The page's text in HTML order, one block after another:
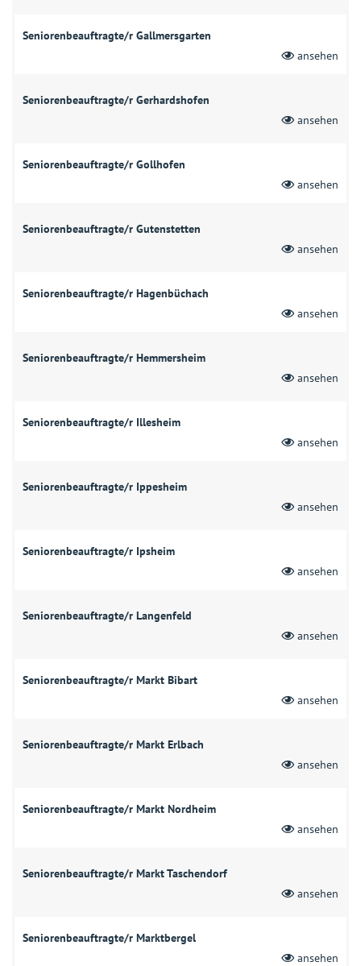
Seniorenbeauftragte/r Gallmersgarten
ansehen
Seniorenbeauftragte/r Gerhardshofen
ansehen
Seniorenbeauftragte/r Gollhofen
ansehen
Seniorenbeauftragte/r Gutenstetten
ansehen
Seniorenbeauftragte/r Hagenbüchach
ansehen
Seniorenbeauftragte/r Hemmersheim
ansehen
Seniorenbeauftragte/r Illesheim
ansehen
Seniorenbeauftragte/r Ippesheim
ansehen
Seniorenbeauftragte/r Ipsheim
ansehen
Seniorenbeauftragte/r Langenfeld
ansehen
Seniorenbeauftragte/r Markt Bibart
ansehen
Seniorenbeauftragte/r Markt Erlbach
ansehen
Seniorenbeauftragte/r Markt Nordheim
ansehen
Seniorenbeauftragte/r Markt Taschendorf
ansehen
Seniorenbeauftragte/r Marktbergel
ansehen